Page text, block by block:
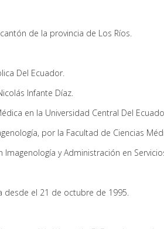
de la provincia de Los Ríos.
Del Ecuador.
Infante Díaz.
en la Universidad Central Del
por la Facultad de Ciencias
y Administración en
desde el 21 de octubre de 1995.